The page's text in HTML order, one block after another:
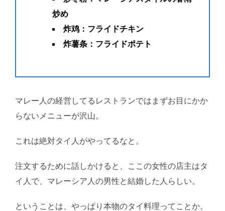
炒め
炸鸡：フライドチキン
炸薯条：フライドポテト
マレー人の経営してるレストランではまずお目にかか
らないメニューが沢山。
これは絶対タイ人がやってるなと。
注文するために話しかけると、ここの女性の店主はタ
イ人で、マレーシア人の男性と結婚した人らしい。
ということは、やっぱり本物のタイ料理ってことか。